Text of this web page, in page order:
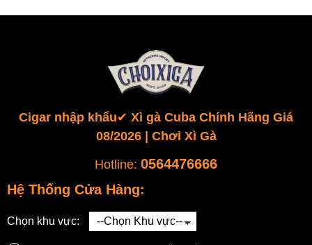
Cigar nhập khẩu✔️ Xì gà Cuba Chính Hãng Giá
08/2026 | Chơi Xì Gà
Hotline: 0564476666
Hệ Thống Cửa Hàng:
Chọn khu vực: